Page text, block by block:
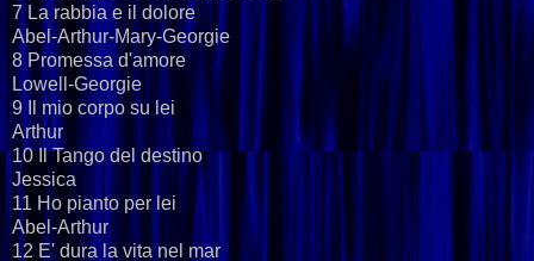
7 La rabbia e il dolore
Abel-Arthur-Mary-Georgie
8 Promessa d'amore
Lowell-Georgie
9 Il mio corpo su lei
Arthur
10 Il Tango del destino
Jessica
11 Ho pianto per lei
Abel-Arthur
12 E' dura la vita nel mar